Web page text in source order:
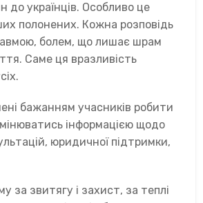
до українців. Особливо це
полонених. Кожна розповідь
болем, що лишає шрам
Саме ця вразливість
бажанням учасників робити
інформацією щодо
юридичної підтримки,
за звитягу і захист, за теплі